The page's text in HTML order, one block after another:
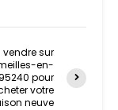
vendre sur
en-
pour
votre
neuve